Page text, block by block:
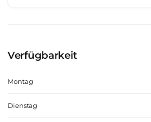
Verfügbarkeit
Montag
Dienstag